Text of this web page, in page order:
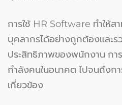
การใช้ HR Software ทำให้ส
บุคลากรได้อย่างถูกต้องและร
ประสิทธิภาพของพนักงาน ก
กำลังคนในอนาคต ไปจนถึงกา
เกี่ยวข้อง